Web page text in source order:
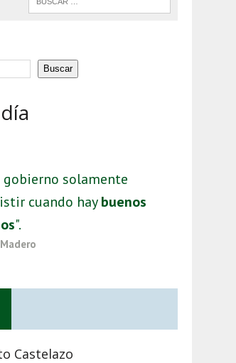
Buscar
gobierno solamente
cuando haybuenos
".
Castelazo